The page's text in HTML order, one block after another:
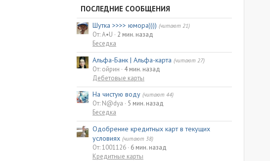
ПОСЛЕДНИЕ СООБЩЕНИЯ
Шутка >>>> юмора)))) (читают 21)
От: A•U
2 мин. назад
Беседка
Альфа-Банк | Альфа-карта (читают 27)
От: ойрин
4 мин. назад
Дебетовые карты
На чистую воду (читают 44)
От: N@dya
5 мин. назад
Беседка
Одобрение кредитных карт в текущих
условиях (читают 38)
От: 1001126 6 мин. назад
Кредитные карты